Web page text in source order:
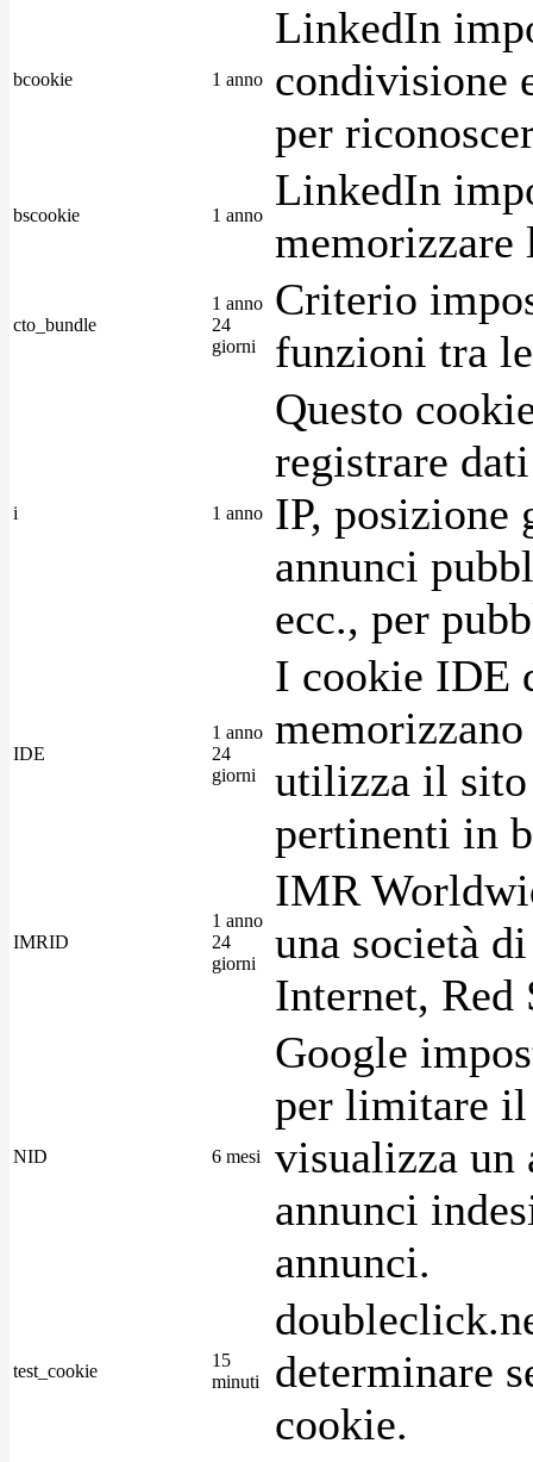
bcookie 1 anno
LinkedIn
condivisione
per
bscookie 1 anno
LinkedIn
memorizzare
cto_bundle
1 anno
24
giorni
Criterio
funzioni tra
i 1 anno
Questo
registrare
IP, posizione
annunci
ecc., per
IDE
1 anno
24
giorni
I cookie IDE
utilizza il sito
pertinenti in
IMRID
1 anno
24
giorni
IMR
una società
Internet, Red
NID 6 mesi
Google
per limitare
visualizza un
annunci
annunci.
test_cookie
15
minuti
determinare
cookie.